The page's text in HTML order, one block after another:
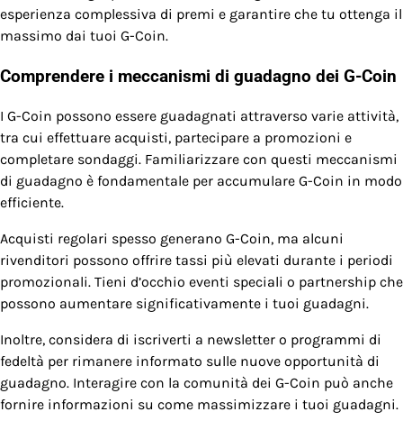
esperienza complessiva di premi e garantire che tu ottenga il
massimo dai tuoi G-Coin.
Comprendere i meccanismi di guadagno dei G-Coin
I G-Coin possono essere guadagnati attraverso varie attività,
tra cui effettuare acquisti, partecipare a promozioni e
completare sondaggi. Familiarizzare con questi meccanismi
di guadagno è fondamentale per accumulare G-Coin in modo
efficiente.
Acquisti regolari spesso generano G-Coin, ma alcuni
rivenditori possono offrire tassi più elevati durante i periodi
promozionali. Tieni d’occhio eventi speciali o partnership che
possono aumentare significativamente i tuoi guadagni.
Inoltre, considera di iscriverti a newsletter o programmi di
fedeltà per rimanere informato sulle nuove opportunità di
guadagno. Interagire con la comunità dei G-Coin può anche
fornire informazioni su come massimizzare i tuoi guadagni.